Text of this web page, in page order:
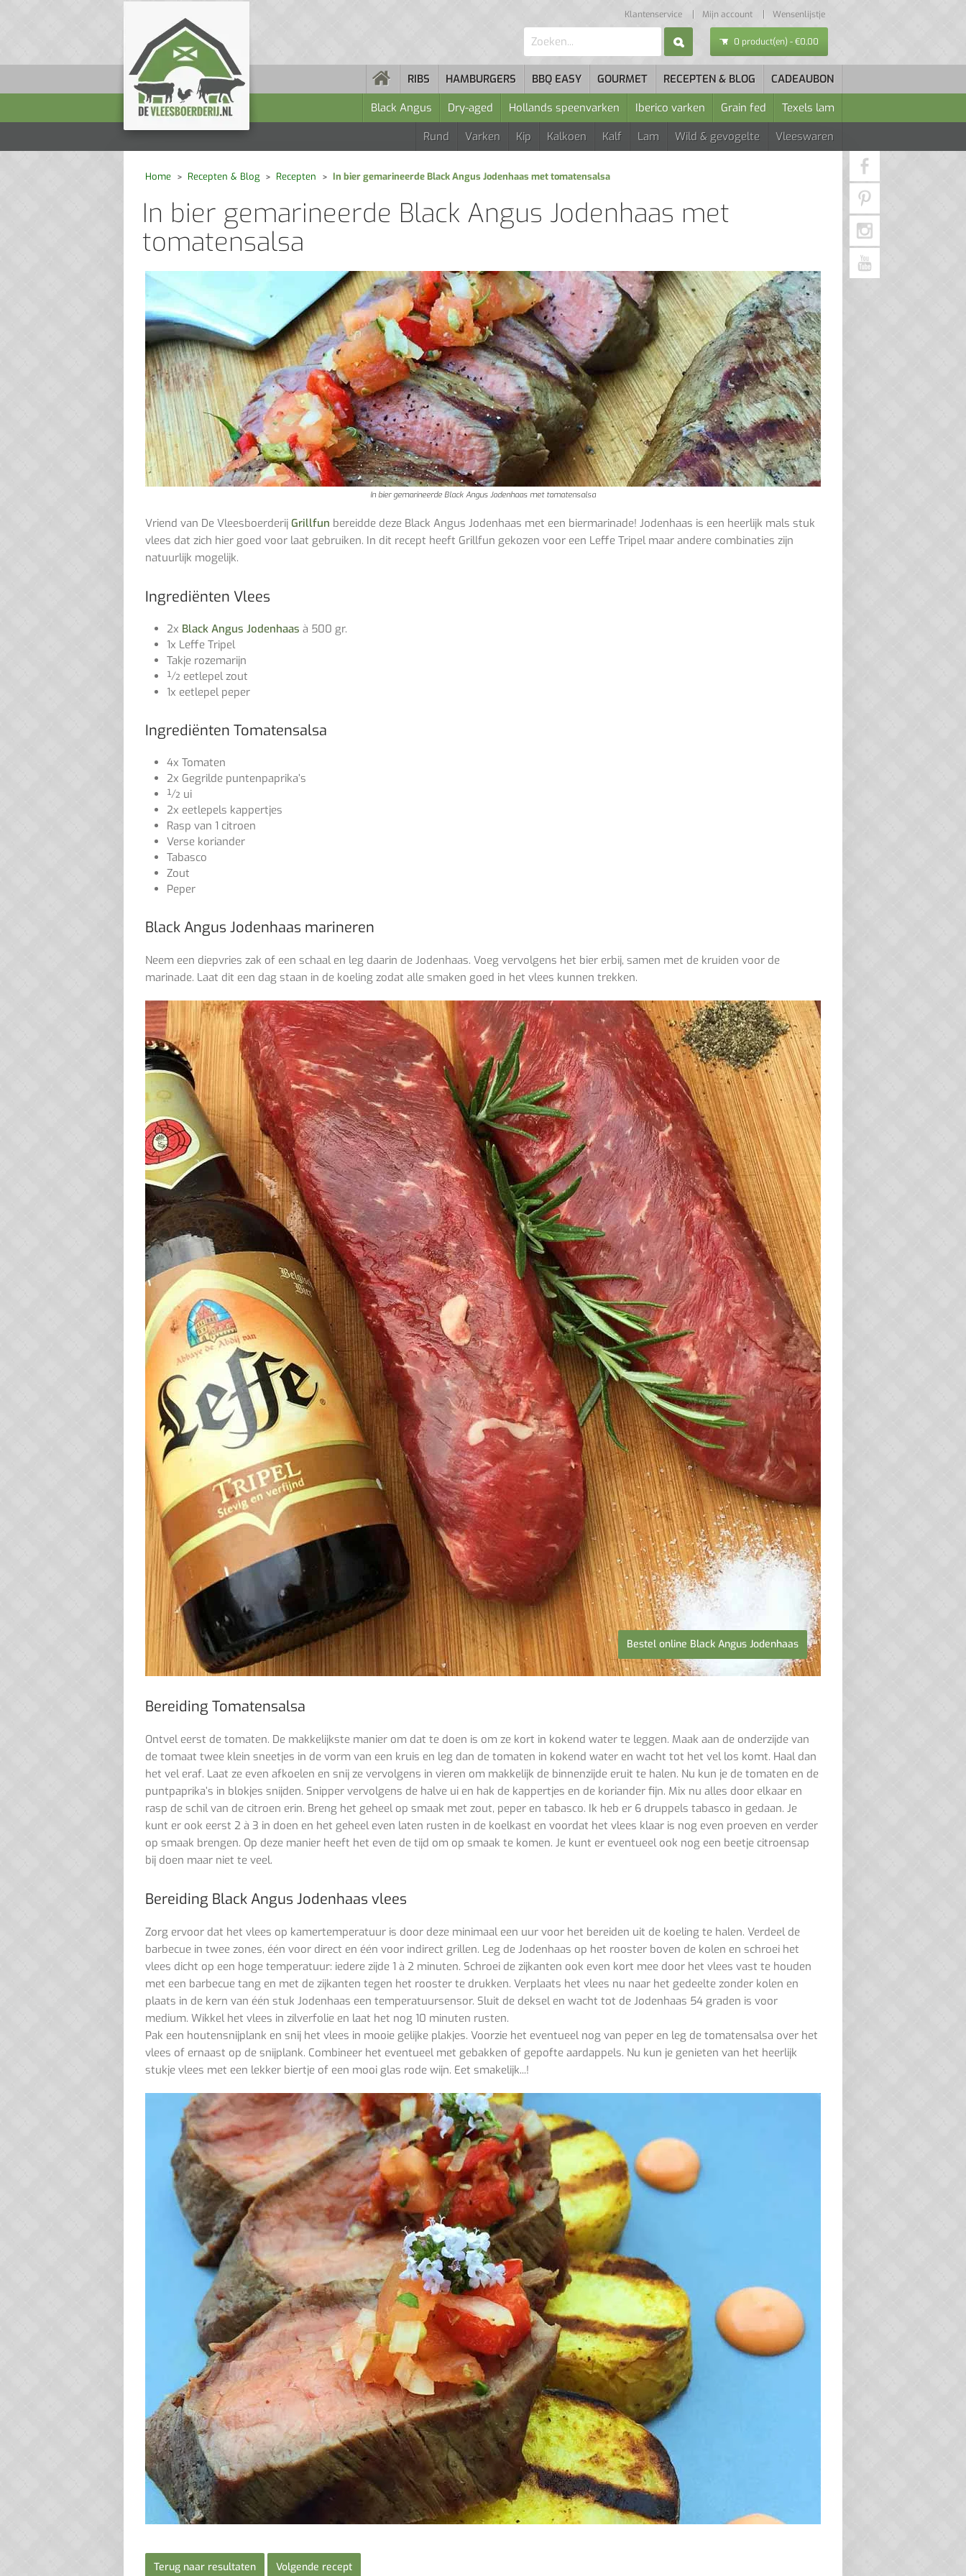
Klantenservice Mijn account Wensenlijstje
0 product(en) - €0,00
Zoeken...
RIBS HAMBURGERS BBQ EASY GOURMET RECEPTEN & BLOG
CADEAUBON
Black Angus
Dry-aged Hollands speenvarken Iberico varken Grain fed
Texels lam
Rund
Varken Kip Kalkoen Kalf Lam Wild & gevogelte Vleeswaren
Home Recepten & Blog Recepten In bier gemarineerde Black Angus Jodenhaas met tomatensalsa
In bier gemarineerde Black Angus Jodenhaas met
tomatensalsa
In bier gemarineerde Black Angus Jodenhaas met tomatensalsa
Vriend van De Vleesboerderij Grillfun bereidde deze Black Angus Jodenhaas met een biermarinade! Jodenhaas is een heerlijk mals stuk
vlees dat zich hier goed voor laat gebruiken. In dit recept heeft Grillfun gekozen voor een Leffe Tripel maar andere combinaties zijn
natuurlijk mogelijk.
Ingrediënten Vlees
2x Black Angus Jodenhaas à 500 gr.
1x Leffe Tripel
Takje rozemarijn
½ eetlepel zout
1x eetlepel peper
Ingrediënten Tomatensalsa
4x Tomaten
2x Gegrilde puntenpaprika’s
½ ui
2x eetlepels kappertjes
Rasp van 1 citroen
Verse koriander
Tabasco
Zout
Peper
Black Angus Jodenhaas marineren
Neem een diepvries zak of een schaal en leg daarin de Jodenhaas. Voeg vervolgens het bier erbij, samen met de kruiden voor de
marinade. Laat dit een dag staan in de koeling zodat alle smaken goed in het vlees kunnen trekken.
Bestel online Black Angus Jodenhaas
Bereiding Tomatensalsa
Ontvel eerst de tomaten. De makkelijkste manier om dat te doen is om ze kort in kokend water te leggen. Maak aan de onderzijde van
de tomaat twee klein sneetjes in de vorm van een kruis en leg dan de tomaten in kokend water en wacht tot het vel los komt. Haal dan
het vel eraf. Laat ze even afkoelen en snij ze vervolgens in vieren om makkelijk de binnenzijde eruit te halen. Nu kun je de tomaten en de
puntpaprika’s in blokjes snijden. Snipper vervolgens de halve ui en hak de kappertjes en de koriander fijn. Mix nu alles door elkaar en
rasp de schil van de citroen erin. Breng het geheel op smaak met zout, peper en tabasco. Ik heb er 6 druppels tabasco in gedaan. Je
kunt er ook eerst 2 à 3 in doen en het geheel even laten rusten in de koelkast en voordat het vlees klaar is nog even proeven en verder
op smaak brengen. Op deze manier heeft het even de tijd om op smaak te komen. Je kunt er eventueel ook nog een beetje citroensap
bij doen maar niet te veel.
Bereiding Black Angus Jodenhaas vlees
Zorg ervoor dat het vlees op kamertemperatuur is door deze minimaal een uur voor het bereiden uit de koeling te halen. Verdeel de
barbecue in twee zones, één voor direct en één voor indirect grillen. Leg de Jodenhaas op het rooster boven de kolen en schroei het
vlees dicht op een hoge temperatuur: iedere zijde 1 à 2 minuten. Schroei de zijkanten ook even kort mee door het vlees vast te houden
met een barbecue tang en met de zijkanten tegen het rooster te drukken. Verplaats het vlees nu naar het gedeelte zonder kolen en
plaats in de kern van één stuk Jodenhaas een temperatuursensor. Sluit de deksel en wacht tot de Jodenhaas 54 graden is voor
medium. Wikkel het vlees in zilverfolie en laat het nog 10 minuten rusten.
Pak een houtensnijplank en snij het vlees in mooie gelijke plakjes. Voorzie het eventueel nog van peper en leg de tomatensalsa over het
vlees of ernaast op de snijplank. Combineer het eventueel met gebakken of gepofte aardappels. Nu kun je genieten van het heerlijk
stukje vlees met een lekker biertje of een mooi glas rode wijn. Eet smakelijk...!
Terug naar resultaten Volgende recept